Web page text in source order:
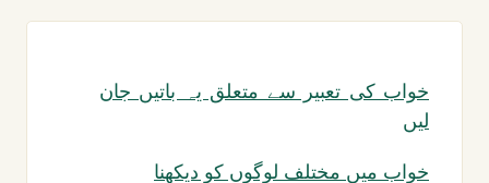
خواب کی تعبیر سے متعلق یہ باتیں جان
لیں
خواب میں مختلف لوگوں کو دیکھنا